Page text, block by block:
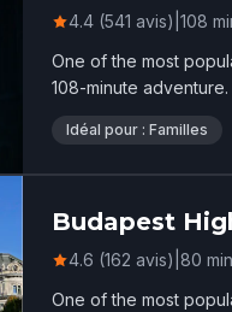
4.4 (541 avis) 108
One of the most
108-minute
Idéal pour : Familles
Budapest
4.6 (162 avis) 80 min
One of the most